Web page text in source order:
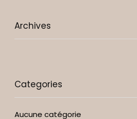
Archives
Categories
Aucune catégorie